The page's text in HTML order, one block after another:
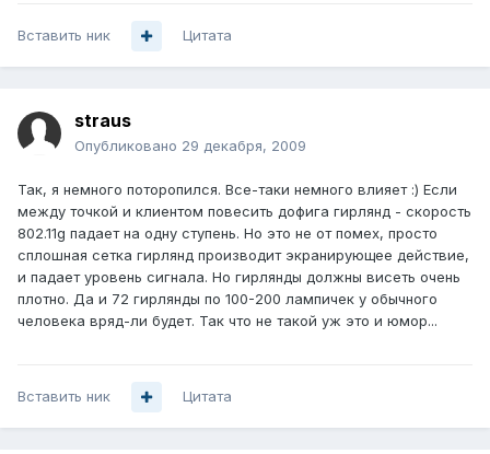
Вставить ник Цитата
straus
Опубликовано 29 декабря, 2009
Так, я немного поторопился. Все-таки немного влияет :) Если
между точкой и клиентом повесить дофига гирлянд - скорость
802.11g падает на одну ступень. Но это не от помех, просто
сплошная сетка гирлянд производит экранирующее действие,
и падает уровень сигнала. Но гирлянды должны висеть очень
плотно. Да и 72 гирлянды по 100-200 лампичек у обычного
человека вряд-ли будет. Так что не такой уж это и юмор...
Вставить ник Цитата